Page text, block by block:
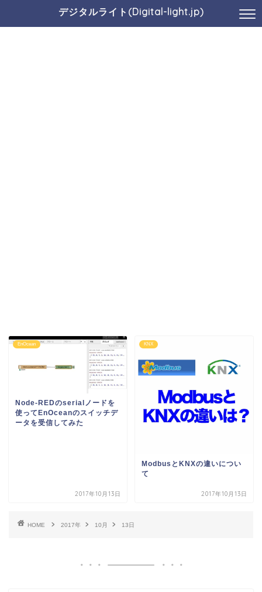
デジタルライト(Digital-light.jp)
EnOcean
Node-REDのserialノードを
使ってEnOceanのスイッチデ
ータを受信してみた
2017年10月13日
KNX
ModbusとKNXの違いについ
て
2017年10月13日
HOME 2017年 10月 13日